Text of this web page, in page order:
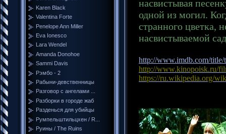
Karen Black
Valentina Forte
Penelope Ann Miller
Eva Ionesco
Lara Wendel
Amanda Donohoe
Sammi Davis
Рэмбо - 2
Рабыни-девственницы
Разговор с ангелами ...
Разборки в городе жаб
Разденься для убийцы
Румпельштильцхен / R...
Руины / The Ruins
насвистывая
одной из могил.
странного цветка,
насвистываемой
http://www.imdb.com/title/
http://www.kinopoisk.ru/
https://ru.wikipedia.org/